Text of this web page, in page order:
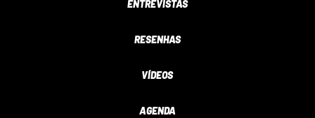
ENTREVISTAS
RESENHAS
VÍDEOS
AGENDA